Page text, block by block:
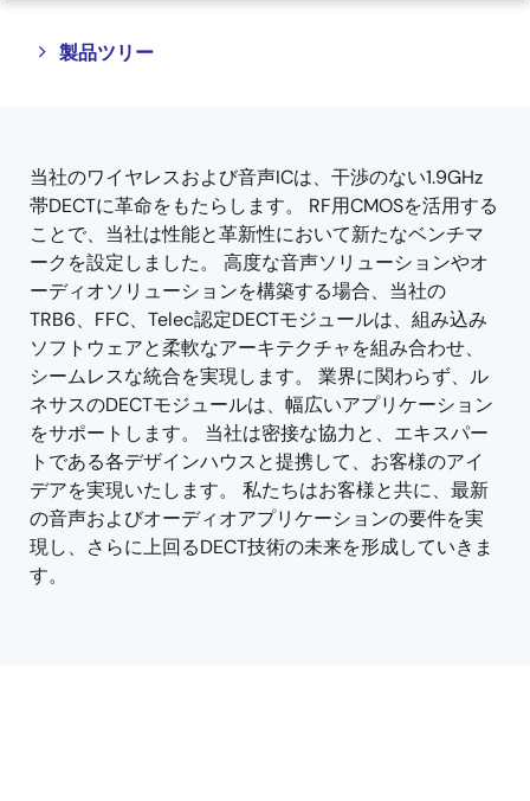
製品ツリー
Close
Open
当社のワイヤレスおよび音声ICは、干渉のない1.9GHz
帯DECTに革命をもたらします。 RF用CMOSを活用する
ことで、当社は性能と革新性において新たなベンチマ
ークを設定しました。 高度な音声ソリューションやオ
ーディオソリューションを構築する場合、当社の
TRB6、FFC、Telec認定DECTモジュールは、組み込み
ソフトウェアと柔軟なアーキテクチャを組み合わせ、
シームレスな統合を実現します。 業界に関わらず、ル
ネサスのDECTモジュールは、幅広いアプリケーション
をサポートします。 当社は密接な協力と、エキスパー
トである各デザインハウスと提携して、お客様のアイ
デアを実現いたします。 私たちはお客様と共に、最新
の音声およびオーディオアプリケーションの要件を実
現し、さらに上回るDECT技術の未来を形成していきま
す。